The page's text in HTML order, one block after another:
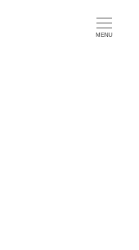
MENU